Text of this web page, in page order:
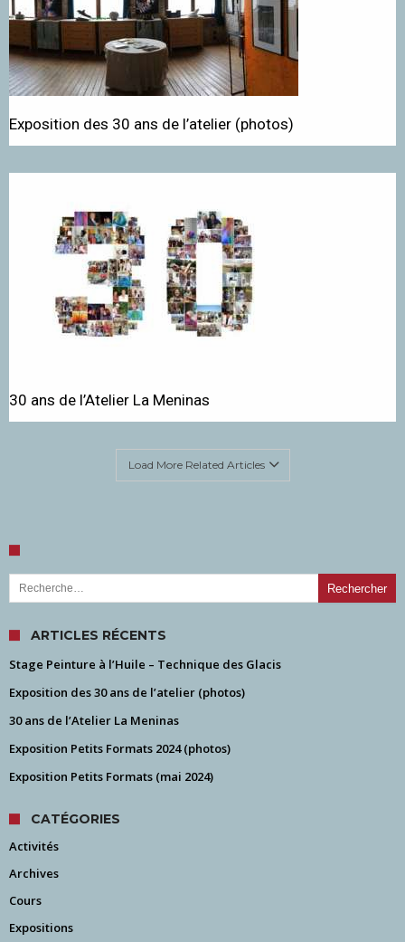
Exposition des 30 ans de l’atelier (photos)
30 ans de l’Atelier La Meninas
Load More Related Articles
Rechercher :
ARTICLES RÉCENTS
Stage Peinture à l’Huile – Technique des Glacis
Exposition des 30 ans de l’atelier (photos)
30 ans de l’Atelier La Meninas
Exposition Petits Formats 2024 (photos)
Exposition Petits Formats (mai 2024)
CATÉGORIES
Activités
Archives
Cours
Expositions